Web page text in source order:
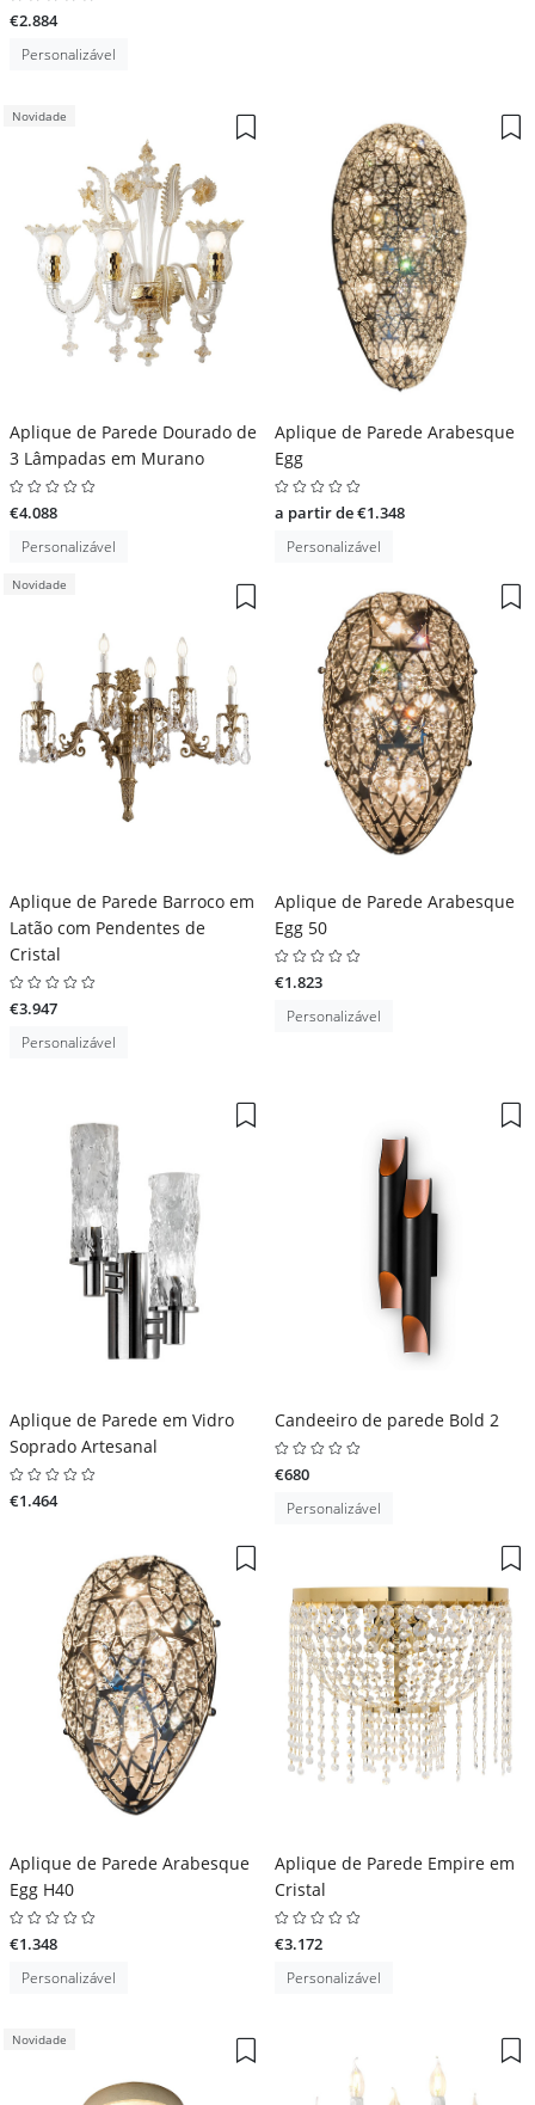
€2.884
Personalizável
Novidade
Aplique de Parede Dourado de
3 Lâmpadas em Murano
€4.088
Personalizável
Aplique de Parede Arabesque
Egg
a partir de €1.348
Personalizável
Novidade
Aplique de Parede Barroco em
Latão com Pendentes de
Cristal
€3.947
Personalizável
Aplique de Parede Arabesque
Egg 50
€1.823
Personalizável
Aplique de Parede em Vidro
Soprado Artesanal
€1.464
Candeeiro de parede Bold 2
€680
Personalizável
Aplique de Parede Arabesque
Egg H40
€1.348
Personalizável
Aplique de Parede Empire em
Cristal
€3.172
Personalizável
Novidade